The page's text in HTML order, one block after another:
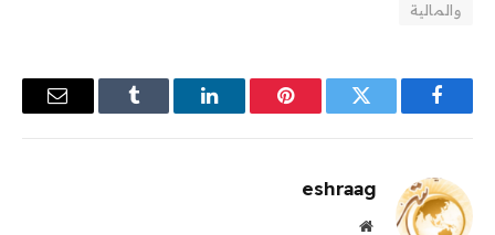
والمالية
فيسبوك تويتر بينتيريستلينكدإن Tumblr
البريد
eshraag
موقع